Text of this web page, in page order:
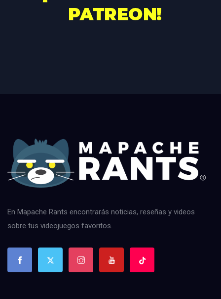
En Mapache Rants encontrarás noticias, reseñas y videos
sobre tus videojuegos favoritos.